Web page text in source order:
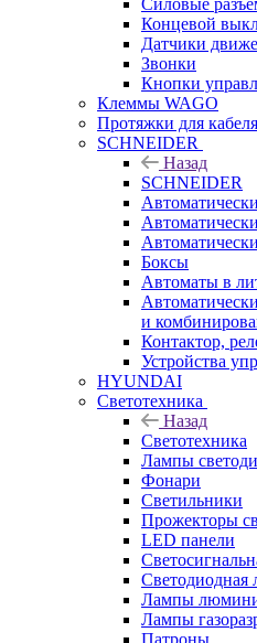
Силовые
Концевой
Датчики
Звонки
Кнопки
Клеммы WAGO
Протяжки для кабеля
SCHNEIDER
Назад
SCHNEIDER
Боксы
Автоматы в
и
Контактор,
Устройства
HYUNDAI
Светотехника
Назад
Светотехника
Лампы
Фонари
Светильники
Прожекторы
LED панели
Светодиодная
Лампы
Лампы
Патроны